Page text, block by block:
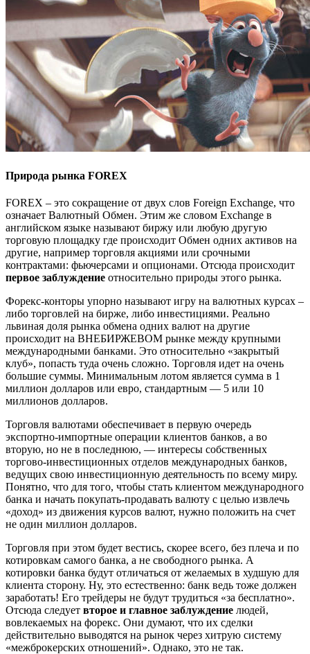
Природа рынка FOREX
FOREX – это сокращение от двух слов Foreign Exchange, что
означает Валютный Обмен. Этим же словом Exchange в
английском языке называют биржу или любую другую
торговую площадку где происходит Обмен одних активов на
другие, например торговля акциями или срочными
контрактами: фьючерсами и опционами. Отсюда происходит
первое заблуждение относительно природы этого рынка.
Форекс-конторы упорно называют игру на валютных курсах –
либо торговлей на бирже, либо инвестициями. Реально
львиная доля рынка обмена одних валют на другие
происходит на ВНЕБИРЖЕВОМ рынке между крупными
международными банками. Это относительно «закрытый
клуб», попасть туда очень сложно. Торговля идет на очень
большие суммы. Минимальным лотом является сумма в 1
миллион долларов или евро, стандартным — 5 или 10
миллионов долларов.
Торговля валютами обеспечивает в первую очередь
экспортно-импортные операции клиентов банков, а во
вторую, но не в последнюю, — интересы собственных
торгово-инвестиционных отделов международных банков,
ведущих свою инвестиционную деятельность по всему миру.
Понятно, что для того, чтобы стать клиентом международного
банка и начать покупать-продавать валюту с целью извлечь
«доход» из движения курсов валют, нужно положить на счет
не один миллион долларов.
Торговля при этом будет вестись, скорее всего, без плеча и по
котировкам самого банка, а не свободного рынка. А
котировки банка будут отличаться от желаемых в худшую для
клиента сторону. Ну, это естественно: банк ведь тоже должен
заработать! Его трейдеры не будут трудиться «за бесплатно».
Отсюда следует второе и главное заблуждение людей,
вовлекаемых на форекс. Они думают, что их сделки
действительно выводятся на рынок через хитрую систему
«межброкерских отношений». Однако, это не так.